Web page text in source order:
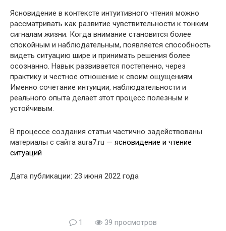
Ясновидение в контексте интуитивного чтения можно
рассматривать как развитие чувствительности к тонким
сигналам жизни. Когда внимание становится более
спокойным и наблюдательным, появляется способность
видеть ситуацию шире и принимать решения более
осознанно. Навык развивается постепенно, через
практику и честное отношение к своим ощущениям.
Именно сочетание интуиции, наблюдательности и
реального опыта делает этот процесс полезным и
устойчивым.
В процессе создания статьи частично задействованы
материалы с сайта aura7.ru — ясновидение и чтение
ситуаций
Дата публикации: 23 июня 2022 года
1 39 просмотров